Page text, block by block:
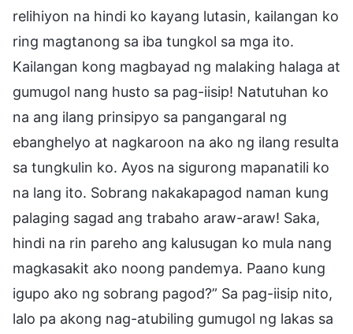
relihiyon na hindi ko kayang lutasin, kailangan ko
ring magtanong sa iba tungkol sa mga ito.
Kailangan kong magbayad ng malaking halaga at
gumugol nang husto sa pag-iisip! Natutuhan ko
na ang ilang prinsipyo sa pangangaral ng
ebanghelyo at nagkaroon na ako ng ilang resulta
sa tungkulin ko. Ayos na sigurong mapanatili ko
na lang ito. Sobrang nakakapagod naman kung
palaging sagad ang trabaho araw-araw! Saka,
hindi na rin pareho ang kalusugan ko mula nang
magkasakit ako noong pandemya. Paano kung
igupo ako ng sobrang pagod?” Sa pag-iisip nito,
lalo pa akong nag-atubiling gumugol ng lakas sa